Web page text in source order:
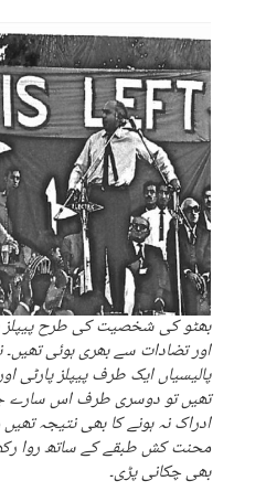
بھٹو کی شخصیت کی طرح پیپلز
اور تضادات سے بھری ہوئی
پالیسیاں ایک طرف پیپلز پارٹی
تھیں تو دوسری طرف اس
ادراک نہ ہونے کا بھی نتیجہ
محنت کش طبقے کے ساتھ روا
بھی چکانی پڑی۔